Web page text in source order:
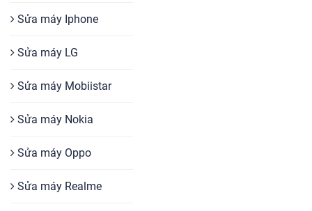
Sửa máy Iphone
Sửa máy LG
Sửa máy Mobiistar
Sửa máy Nokia
Sửa máy Oppo
Sửa máy Realme